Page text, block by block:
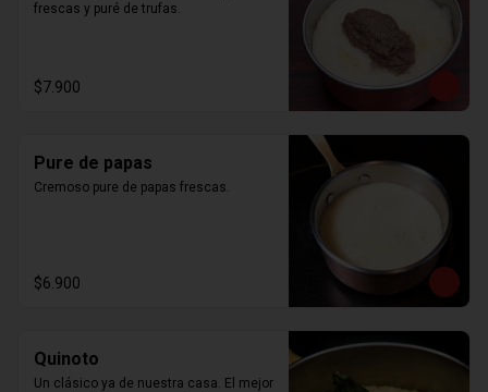
frescas y puré de trufas.
$7.900
Pure de papas
Cremoso pure de papas frescas.
$6.900
Quinoto
Un clásico ya de nuestra casa. El mejor